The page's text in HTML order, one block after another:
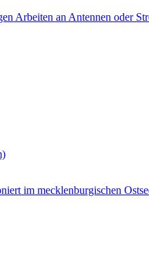
Arbeiten an Antennen oder
im mecklenburgischen